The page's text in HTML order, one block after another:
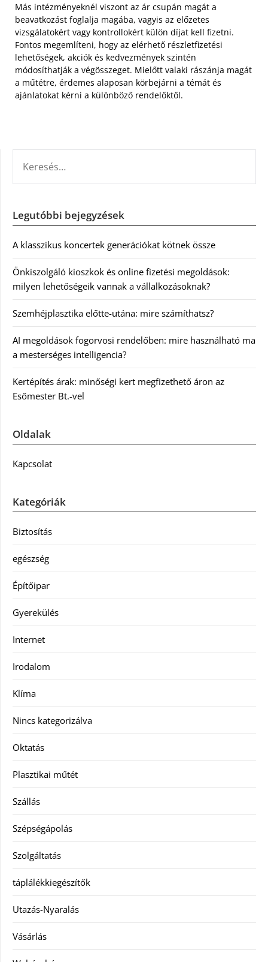
Más intézményeknél viszont az ár csupán magát a
beavatkozást foglalja magába, vagyis az előzetes
vizsgálatokért vagy kontrollokért külön díjat kell fizetni.
Fontos megemlíteni, hogy az elérhető részletfizetési
lehetőségek, akciók és kedvezmények szintén
módosíthatják a végösszeget. Mielőtt valaki rászánja magát
a műtétre, érdemes alaposan körbejárni a témát és
ajánlatokat kérni a különböző rendelőktől.
Legutóbbi bejegyzések
A klasszikus koncertek generációkat kötnek össze
Önkiszolgáló kioszkok és online fizetési megoldások:
milyen lehetőségeik vannak a vállalkozásoknak?
Szemhéjplasztika előtte-utána: mire számíthatsz?
AI megoldások fogorvosi rendelőben: mire használható ma
a mesterséges intelligencia?
Kertépítés árak: minőségi kert megfizethető áron az
Esőmester Bt.-vel
Oldalak
Kapcsolat
Kategóriák
Biztosítás
egészség
Építőipar
Gyerekülés
Internet
Irodalom
Klíma
Nincs kategorizálva
Oktatás
Plasztikai műtét
Szállás
Szépségápolás
Szolgáltatás
táplálékkiegészítők
Utazás-Nyaralás
Vásárlás